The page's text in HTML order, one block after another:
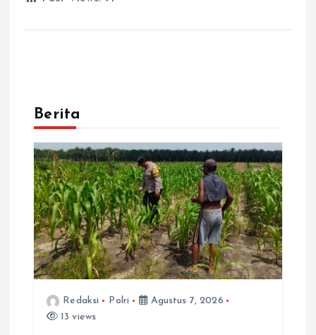
Berita
Redaksi Polri
Agustus 7, 2026
13 views